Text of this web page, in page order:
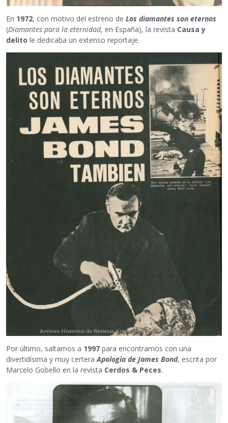
En 1972, con motivo del estreno de Los diamantes son eternos
(Diamantes para la eternidad, en España), la revista Causa y
delito le dedicaba un extenso reportaje.
Por último, saltamos a 1997 para encontrarnos con una
divertidísima y muy certera Apología de James Bond, escrita por
Marcelo Gobello en la revista Cerdos & Peces.